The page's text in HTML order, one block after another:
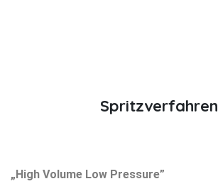
Spritzverfahren
„High Volume Low Pressure”